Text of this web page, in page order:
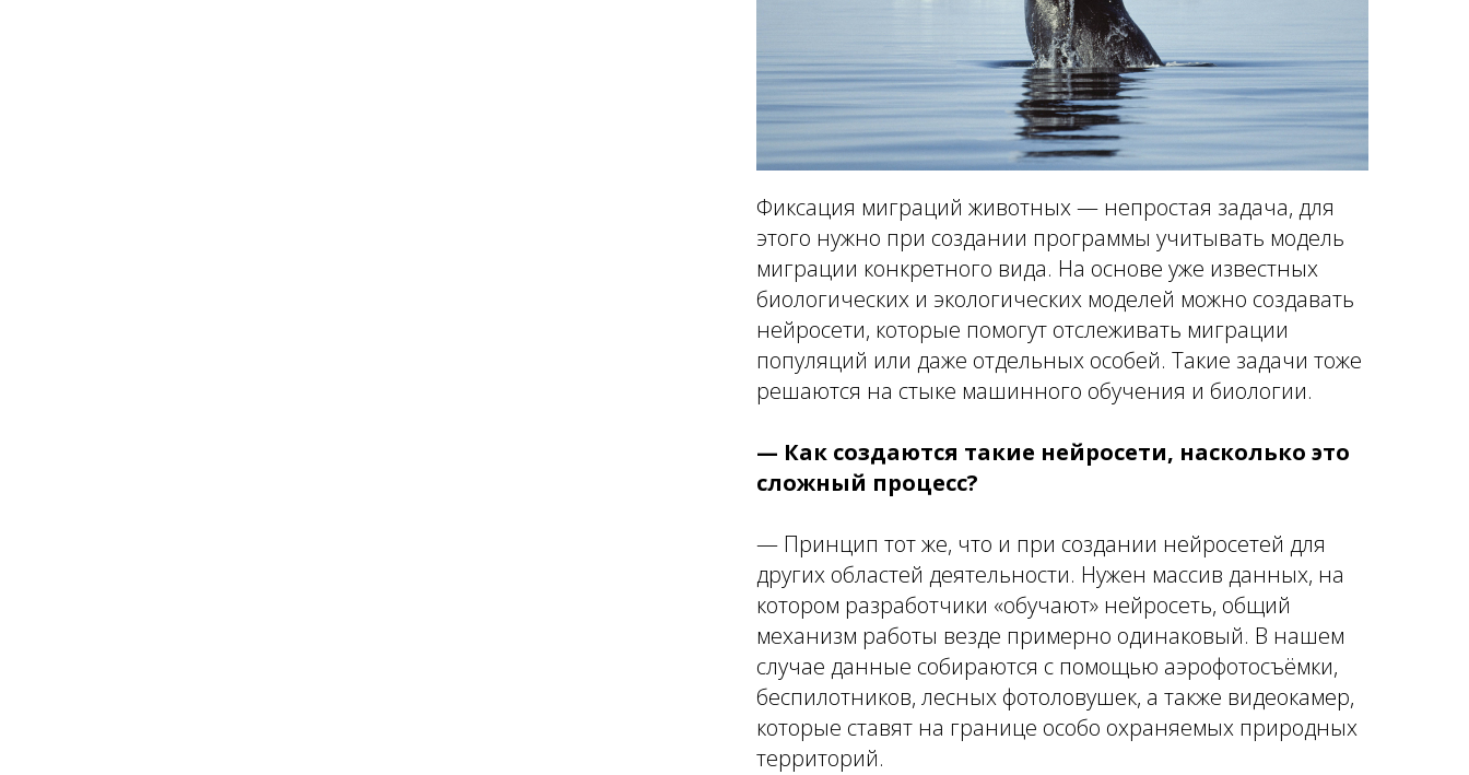
Фиксация миграций животных — непростая задача, для
этого нужно при создании программы учитывать модель
миграции конкретного вида. На основе уже известных
биологических и экологических моделей можно создавать
нейросети, которые помогут отслеживать миграции
популяций или даже отдельных особей. Такие задачи тоже
решаются на стыке машинного обучения и биологии.
— Как создаются такие нейросети, насколько это
сложный процесс?
— Принцип тот же, что и при создании нейросетей для
других областей деятельности. Нужен массив данных, на
котором разработчики «обучают» нейросеть, общий
механизм работы везде примерно одинаковый. В нашем
случае данные собираются с помощью аэрофотосъёмки,
беспилотников, лесных фотоловушек, а также видеокамер,
которые ставят на границе особо охраняемых природных
территорий.